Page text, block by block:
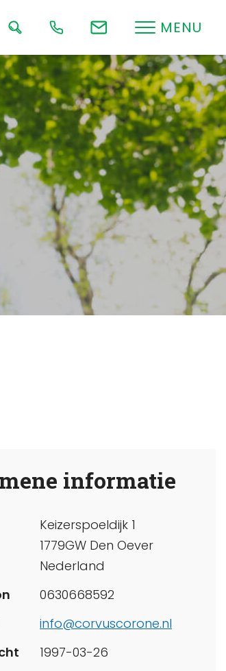
MENU
informatie
Keizerspoeldijk 1
1779GW Den Oever
Nederland
0630668592
info@corvuscorone.nl
1997-03-26